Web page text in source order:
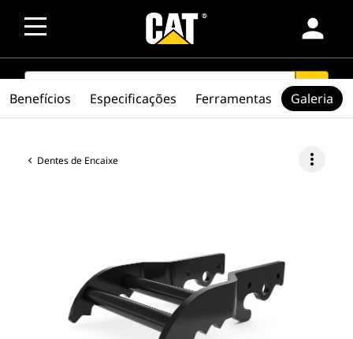
person
SEARCH search
Dentes de Encaixe more_vert
Benefícios Especificações Ferramentas Galeria